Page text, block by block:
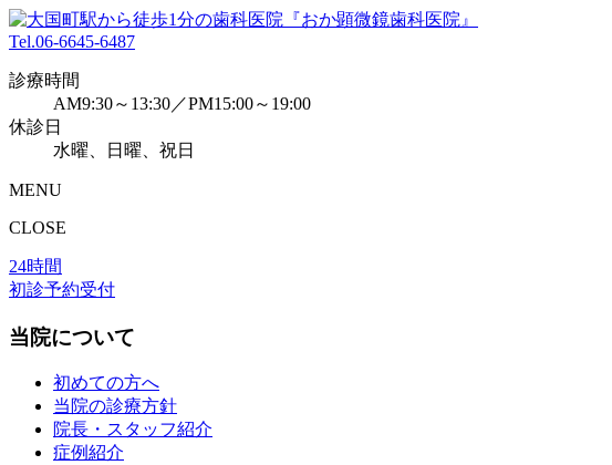
Tel.06-6645-6487
診療時間
AM9:30～13:30／PM15:00～19:00
休診日
水曜、日曜、祝日
MENU
CLOSE
24時間
初診予約受付
当院について
初めての方へ
当院の診療方針
院長・スタッフ紹介
症例紹介